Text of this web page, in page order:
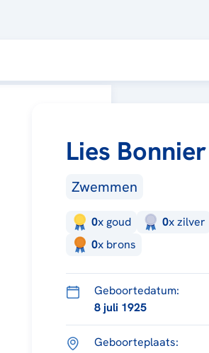
Lies Bonnier
Zwemmen
0x goud 0xzilver
0x brons
Geboortedatum:
8 juli 1925
Geboorteplaats: